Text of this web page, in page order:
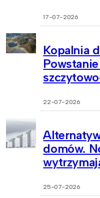
17-07-2026
Kopalnia
22-07-2026
domów.
25-07-2026